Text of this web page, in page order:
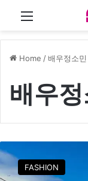
Home /배우정소민
배우
정
소
민
FASHION